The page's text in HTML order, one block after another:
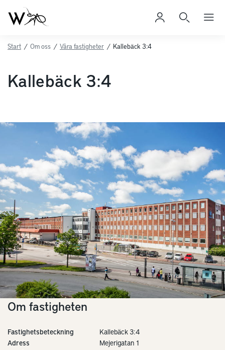
Start / Om oss / Våra fastigheter / Kallebäck 3:4
Kallebäck 3:4
Om fastigheten
Fastighetsbeteckning
Kallebäck 3:4
Adress
Mejerigatan 1